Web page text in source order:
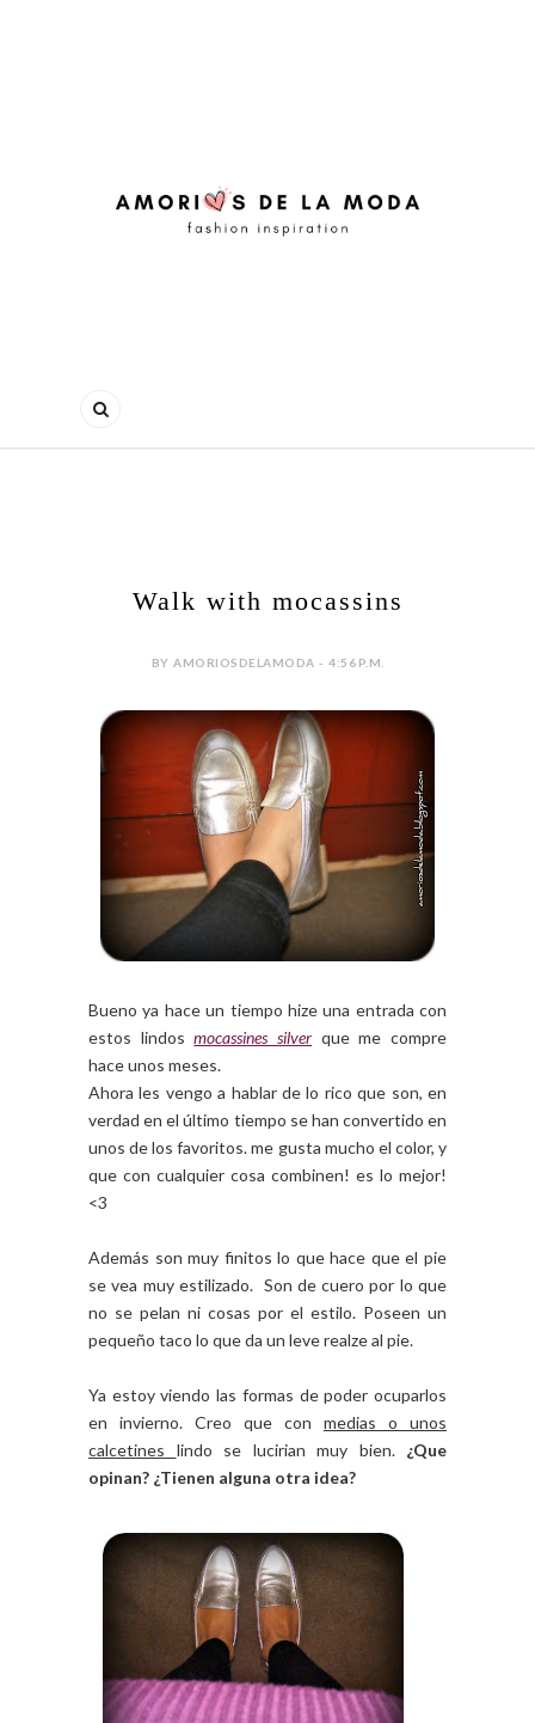
Walk with mocassins
BY AMORIOSDELAMODA - 4:56 P.M.
Bueno ya hace un tiempo hize una entrada con
estos lindosmocassines silver que me compre
hace unos meses.
Ahora les vengo a hablar de lo rico que son, en
verdad en el último tiempo se han convertido en
unos de los favoritos. me gusta mucho el color, y
que con cualquier cosa combinen! es lo mejor!
<3
Además son muy finitos lo que hace que el pie
se vea muy estilizado. Son de cuero por lo que
no se pelan ni cosas por el estilo. Poseen un
pequeño taco lo que da un leve realze al pie.
Ya estoy viendo las formas de poder ocuparlos
en invierno. Creo que con medias o unos
calcetines lindo se lucirian muy bien. ¿Que
opinan? ¿Tienen alguna otra idea?